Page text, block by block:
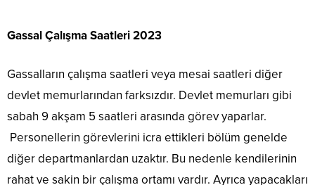
Gassal Çalışma Saatleri 2023
Gassalların çalışma saatleri veya mesai saatleri diğer
devlet memurlarından farksızdır. Devlet memurları gibi
sabah 9 akşam 5 saatleri arasında görev yaparlar.
Personellerin görevlerini icra ettikleri bölüm genelde
diğer departmanlardan uzaktır. Bu nedenle kendilerinin
rahat ve sakin bir çalışma ortamı vardır. Ayrıca yapacakları